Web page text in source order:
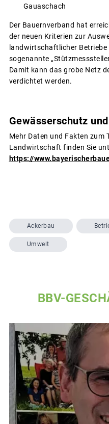
Gauaschach
Der Bauernverband hat
der neuen Kriterien zur
landwirtschaftlicher
sogenannte
Damit kann das grobe Netz
verdichtet werden.
Gewässerschutz
Mehr Daten und Fakten zum
Landwirtschaft finden Sie
https://
Ackerbau
Umwelt
BBV-